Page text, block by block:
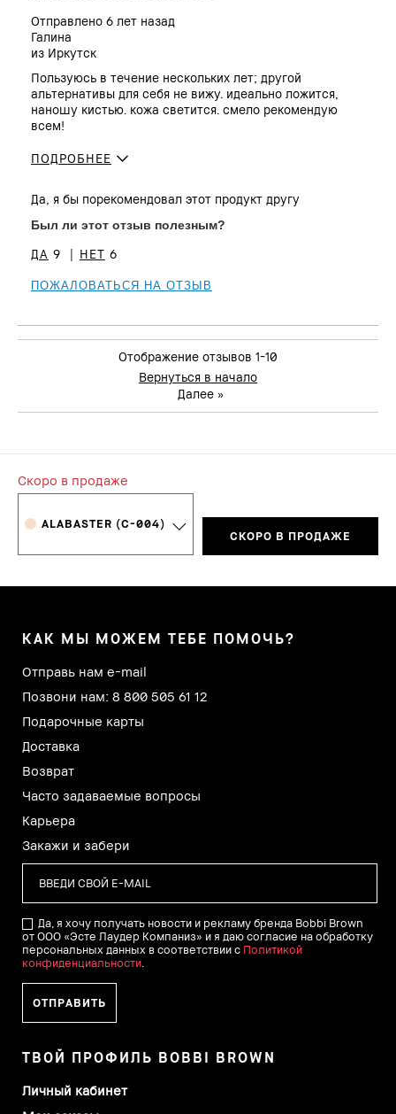
Отправлено 6 лет назад
Галина
из Иркутск
Пользуюсь в течение нескольких лет; другой
альтернативы для себя не вижу. идеально ложится,
наношу кистью. кожа светится. смело рекомендую
всем!
ПОДРОБНЕЕ
лет?
Тип кожи
Сухая
Проблема(ы)
кожи
Да, я бы порекомендовал этот продукт другу
Был ли этот отзыв полезным?
9 6
ПОЖАЛОВАТЬСЯ НА ОТЗЫВ
Отображение отзывов 1-10
Вернуться в начало
Далее»
Скоро в продаже
ALABASTER (C-004)
СКОРО В ПРОДАЖЕ
КАК МЫ МОЖЕМ ТЕБЕ ПОМОЧЬ?
Отправь нам e-mail
Позвони нам: 8 800 505 61 12
Подарочные карты
Доставка
Возврат
Часто задаваемые вопросы
Карьера
Закажи и забери
Да, я хочу получать новости и рекламу бренда Bobbi Brown
от ООО «Эсте Лаудер Компаниз» и я даю согласие на обработку
персональных данных в соответствии с Политикой
конфиденциальности
ТВОЙ ПРОФИЛЬ BOBBI BROWN
Личный кабинет